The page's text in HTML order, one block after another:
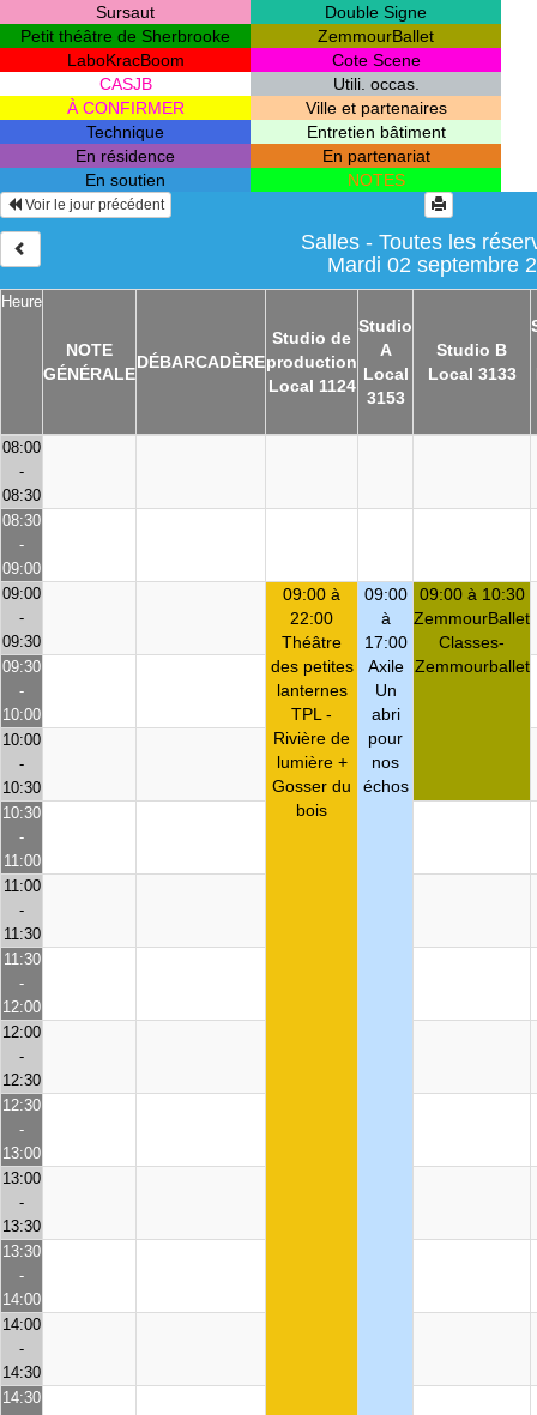
Sursaut
Double Signe
Petit théâtre de Sherbrooke
ZemmourBallet
LaboKracBoom
Cote Scene
CASJB
Utili. occas.
À CONFIRMER
Ville et partenaires
Technique
Entretien bâtiment
En résidence
En partenariat
En soutien
NOTES
Voir le jour précédent
Salles - Toutes les
Mardi 02 septembre
Heure
NOTE
GÉNÉRALE
DÉBARCADÈRE
Studio de
production
Local 1124
Studio
A
Local
3153
Studio B
Local 3133
08:00
-
08:30
08:30
-
09:00
09:00
-
09:30
09:00 à
22:00
Théâtre
des petites
lanternes
TPL -
Rivière de
lumière +
Gosser du
bois
09:00
à
17:00
Axile
Un
abri
pour
nos
échos
09:00 à 10:30
ZemmourBallet
Classes-
Zemmourballet
09:30
-
10:00
10:00
-
10:30
10:30
-
11:00
11:00
-
11:30
11:30
-
12:00
12:00
-
12:30
12:30
-
13:00
13:00
-
13:30
13:30
-
14:00
14:00
-
14:30
14:30